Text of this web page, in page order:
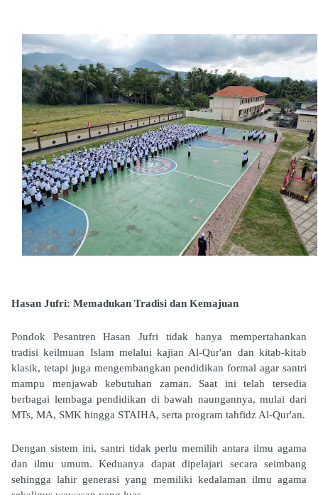
Hasan Jufri: Memadukan Tradisi dan Kemajuan
Pondok Pesantren Hasan Jufri tidak hanya mempertahankan
tradisi keilmuan Islam melalui kajian Al-Qur'an dan kitab-kitab
klasik, tetapi juga mengembangkan pendidikan formal agar santri
mampu menjawab kebutuhan zaman. Saat ini telah tersedia
berbagai lembaga pendidikan di bawah naungannya, mulai dari
MTs, MA, SMK hingga STAIHA, serta program tahfidz Al-Qur'an.
Dengan sistem ini, santri tidak perlu memilih antara ilmu agama
dan ilmu umum. Keduanya dapat dipelajari secara seimbang
sehingga lahir generasi yang memiliki kedalaman ilmu agama